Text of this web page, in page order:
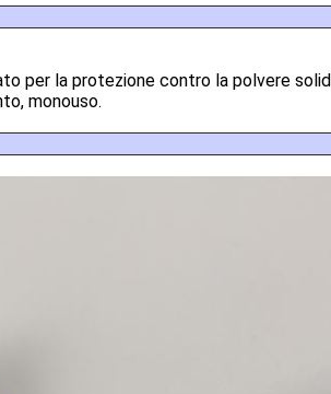
per la protezione contro la polvere
monouso.